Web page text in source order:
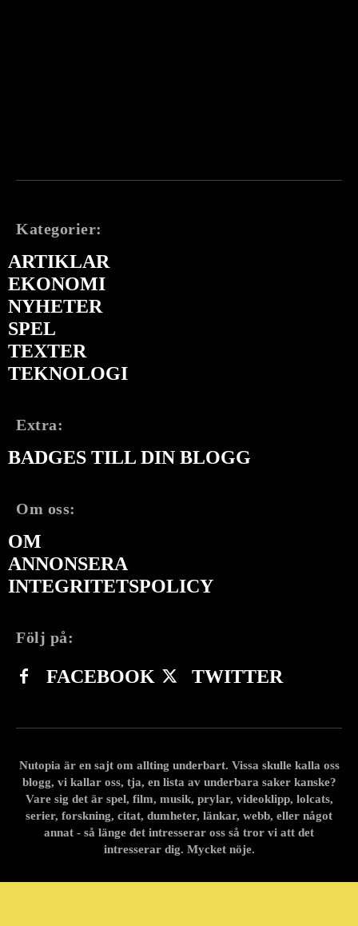
Kategorier:
ARTIKLAR
EKONOMI
NYHETER
SPEL
TEXTER
TEKNOLOGI
Extra:
BADGES TILL DIN BLOGG
Om oss:
OM
ANNONSERA
INTEGRITETSPOLICY
Följ på:
FACEBOOK TWITTER
Nutopia är en sajt om allting underbart. Vissa skulle kalla oss
blogg, vi kallar oss, tja, en lista av underbara saker kanske?
Vare sig det är spel, film, musik, prylar, videoklipp, lolcats,
serier, forskning, citat, dumheter, länkar, webb, eller något
annat - så länge det intresserar oss så tror vi att det
intresserar dig. Mycket nöje.